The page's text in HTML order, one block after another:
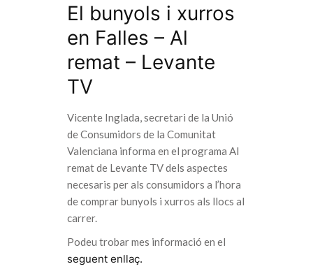
El bunyols i xurros
en Falles – Al
remat – Levante
TV
Vicente Inglada, secretari de la Unió
de Consumidors de la Comunitat
Valenciana informa en el programa Al
remat de Levante TV dels aspectes
necesaris per als consumidors a l’hora
de comprar bunyols i xurros als llocs al
carrer.
Podeu trobar mes informació en el
seguent enllaç.